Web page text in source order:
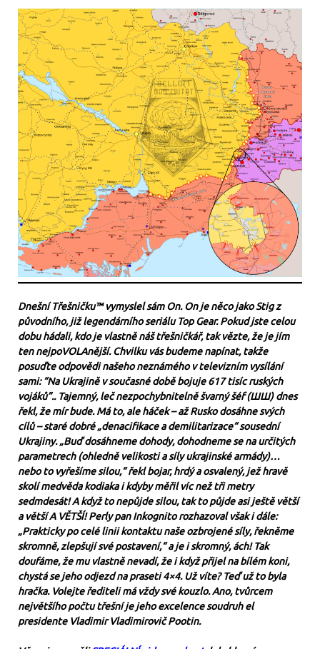
Dnešní Třešničku™ vymyslel sám On. On je něco jako Stig z
původního, již legendárního seriálu Top Gear. Pokud jste celou
dobu hádali, kdo je vlastně náš třešničkář, tak vězte, že je jím
ten nejpoVOLAnější. Chvilku vás budeme napínat, takže
posuďte odpovědi našeho neznámého v televizním vysílání
sami: “Na Ukrajině v současné době bojuje 617 tisíc ruských
vojáků”.. Tajemný, leč nezpochybnitelně švarný šéf (ШШ) dnes
řekl, že mír bude. Má to, ale háček – až Rusko dosáhne svých
cílů – staré dobré „denacifikace a demilitarizace“ sousední
Ukrajiny. „Buď dosáhneme dohody, dohodneme se na určitých
parametrech (ohledně velikosti a síly ukrajinské armády)…
nebo to vyřešíme silou,“ řekl bojar, hrdý a osvalený, jež hravě
skolí medvěda kodiaka i kdyby měřil víc než tři metry
sedmdesát! A když to nepůjde silou, tak to půjde asi ještě větší
a větší A VĚTŠÍ! Perly pan Inkognito rozhazoval však i dále:
„Prakticky po celé linii kontaktu naše ozbrojené síly, řekněme
skromně, zlepšují své postavení,“ a je i skromný, ách! Tak
doufáme, že mu vlastně nevadí, že i když přijel na bílém koni,
chystá se jeho odjezd na praseti 4×4. Už víte? Teď už to byla
hračka. Volejte řediteli má vždy své kouzlo. Ano, tvůrcem
největšího počtu třešní je jeho excelence soudruh el
presidente Vladimir Vladimirovič Pootin.